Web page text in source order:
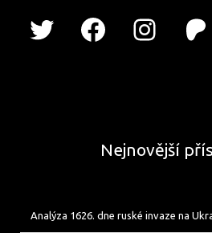
Nejnovější
Analýza 1626. dne ruské invaze na